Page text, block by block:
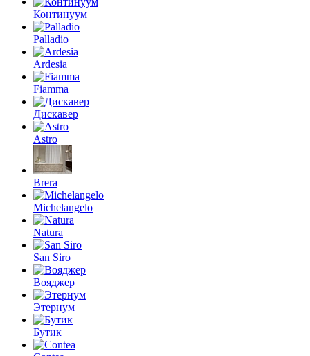
Континуум
Palladio
Ardesia
Fiamma
Дискавер
Astro
Brera
Michelangelo
Natura
San Siro
Вояджер
Этернум
Бутик